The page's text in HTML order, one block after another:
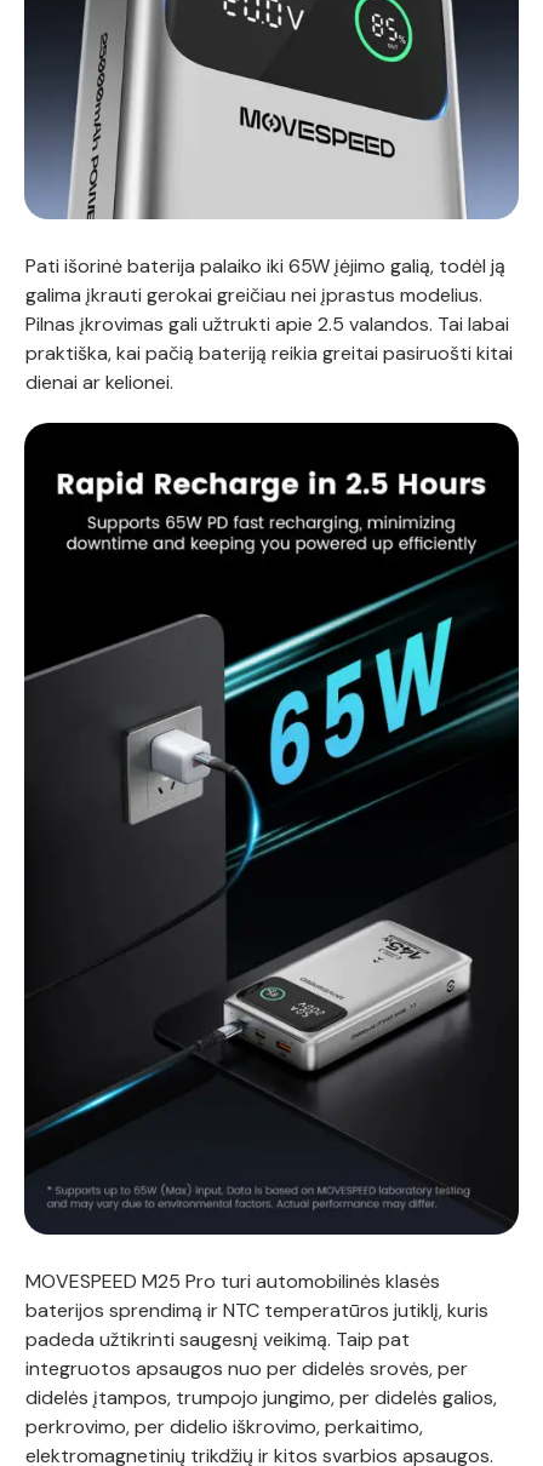
Pati išorinė baterija palaiko iki 65W įėjimo galią, todėl ją
galima įkrauti gerokai greičiau nei įprastus modelius.
Pilnas įkrovimas gali užtrukti apie 2.5 valandos. Tai labai
praktiška, kai pačią bateriją reikia greitai pasiruošti kitai
dienai ar kelionei.
MOVESPEED M25 Pro turi automobilinės klasės
baterijos sprendimą ir NTC temperatūros jutiklį, kuris
padeda užtikrinti saugesnį veikimą. Taip pat
integruotos apsaugos nuo per didelės srovės, per
didelės įtampos, trumpojo jungimo, per didelės galios,
perkrovimo, per didelio iškrovimo, perkaitimo,
elektromagnetinių trikdžių ir kitos svarbios apsaugos.